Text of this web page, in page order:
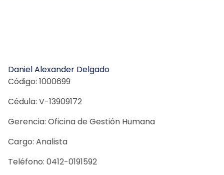
Daniel Alexander Delgado
Código: 1000699
Cédula: V-13909172
Gerencia: Oficina de Gestión Humana
Cargo: Analista
Teléfono: 0412-0191592